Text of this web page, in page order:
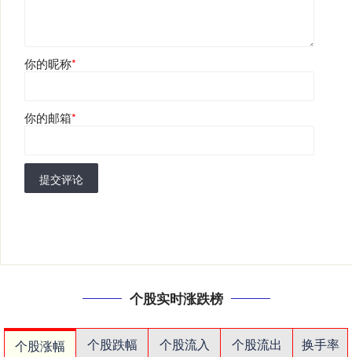
你的昵称*
你的邮箱*
提交评论
个股实时涨跌榜
个股涨幅 个股跌幅 个股流入 个股流出
换手率